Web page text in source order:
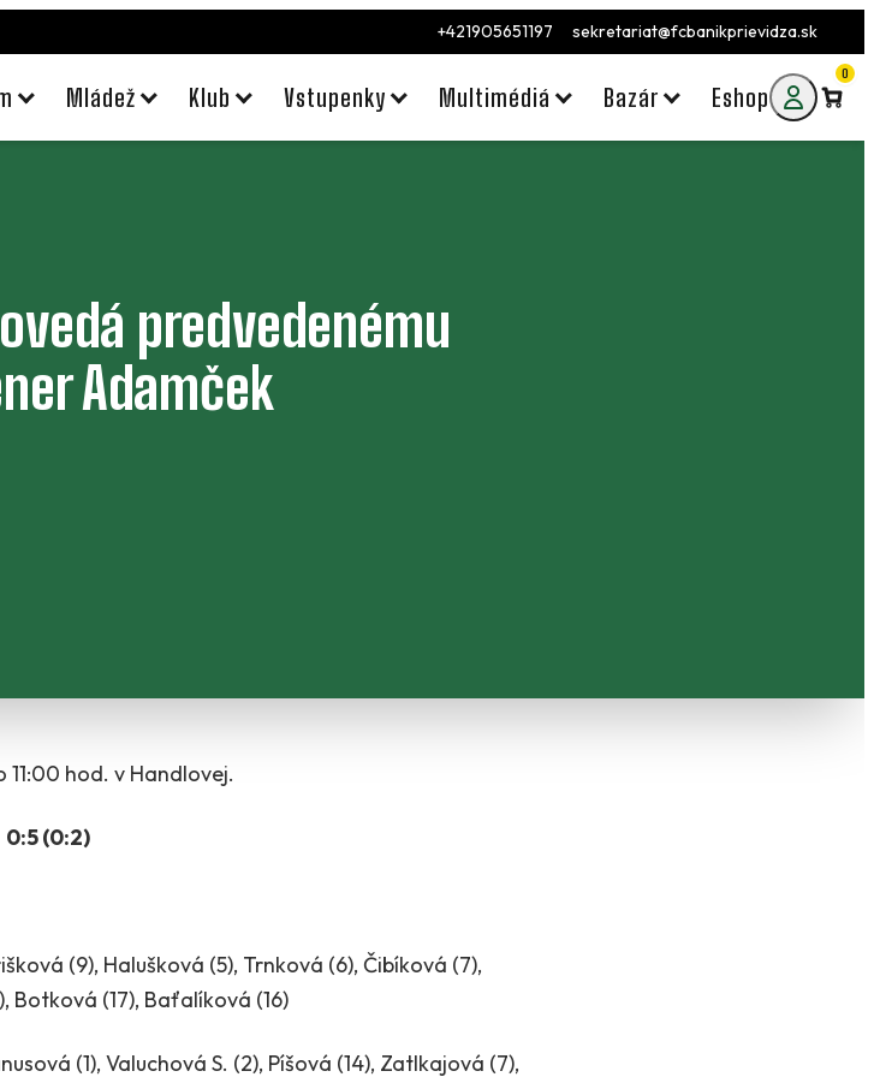
+421905651197 sekretariat@fcbanikprievidza.sk
Mládež Klub Vstupenky Multimédiá Bazár Eshop
0
predvedenému
Adamček
11:00 hod. v Handlovej.
0:5 (0:2)
(9), Halušková (5), Trnková (6), Čibíková (7),
Botková (17), Baťalíková (16)
(1), Valuchová S. (2), Píšová (14), Zatlkajová (7),